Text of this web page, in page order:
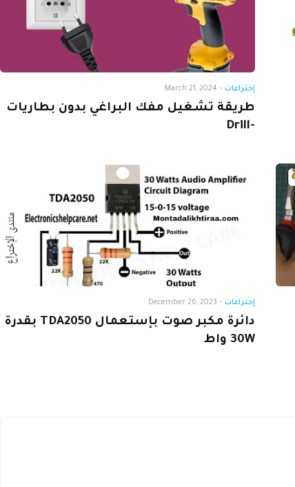
إختراعات -
March 21, 2024
طريقة تشغيل مفك البراغي بدون بطاريات
-Drill
إختراعات -
December 26, 2023
دائرة مكبر صوت بإستعمال TDA2050 بقدرة
30W واط